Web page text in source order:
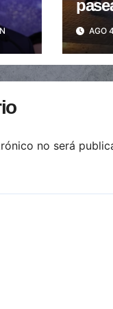
AGO
no será